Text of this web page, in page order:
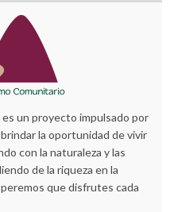
un proyecto impulsado por
la oportunidad de vivir
con la naturaleza y las
de la riqueza en la
que disfrutes cada